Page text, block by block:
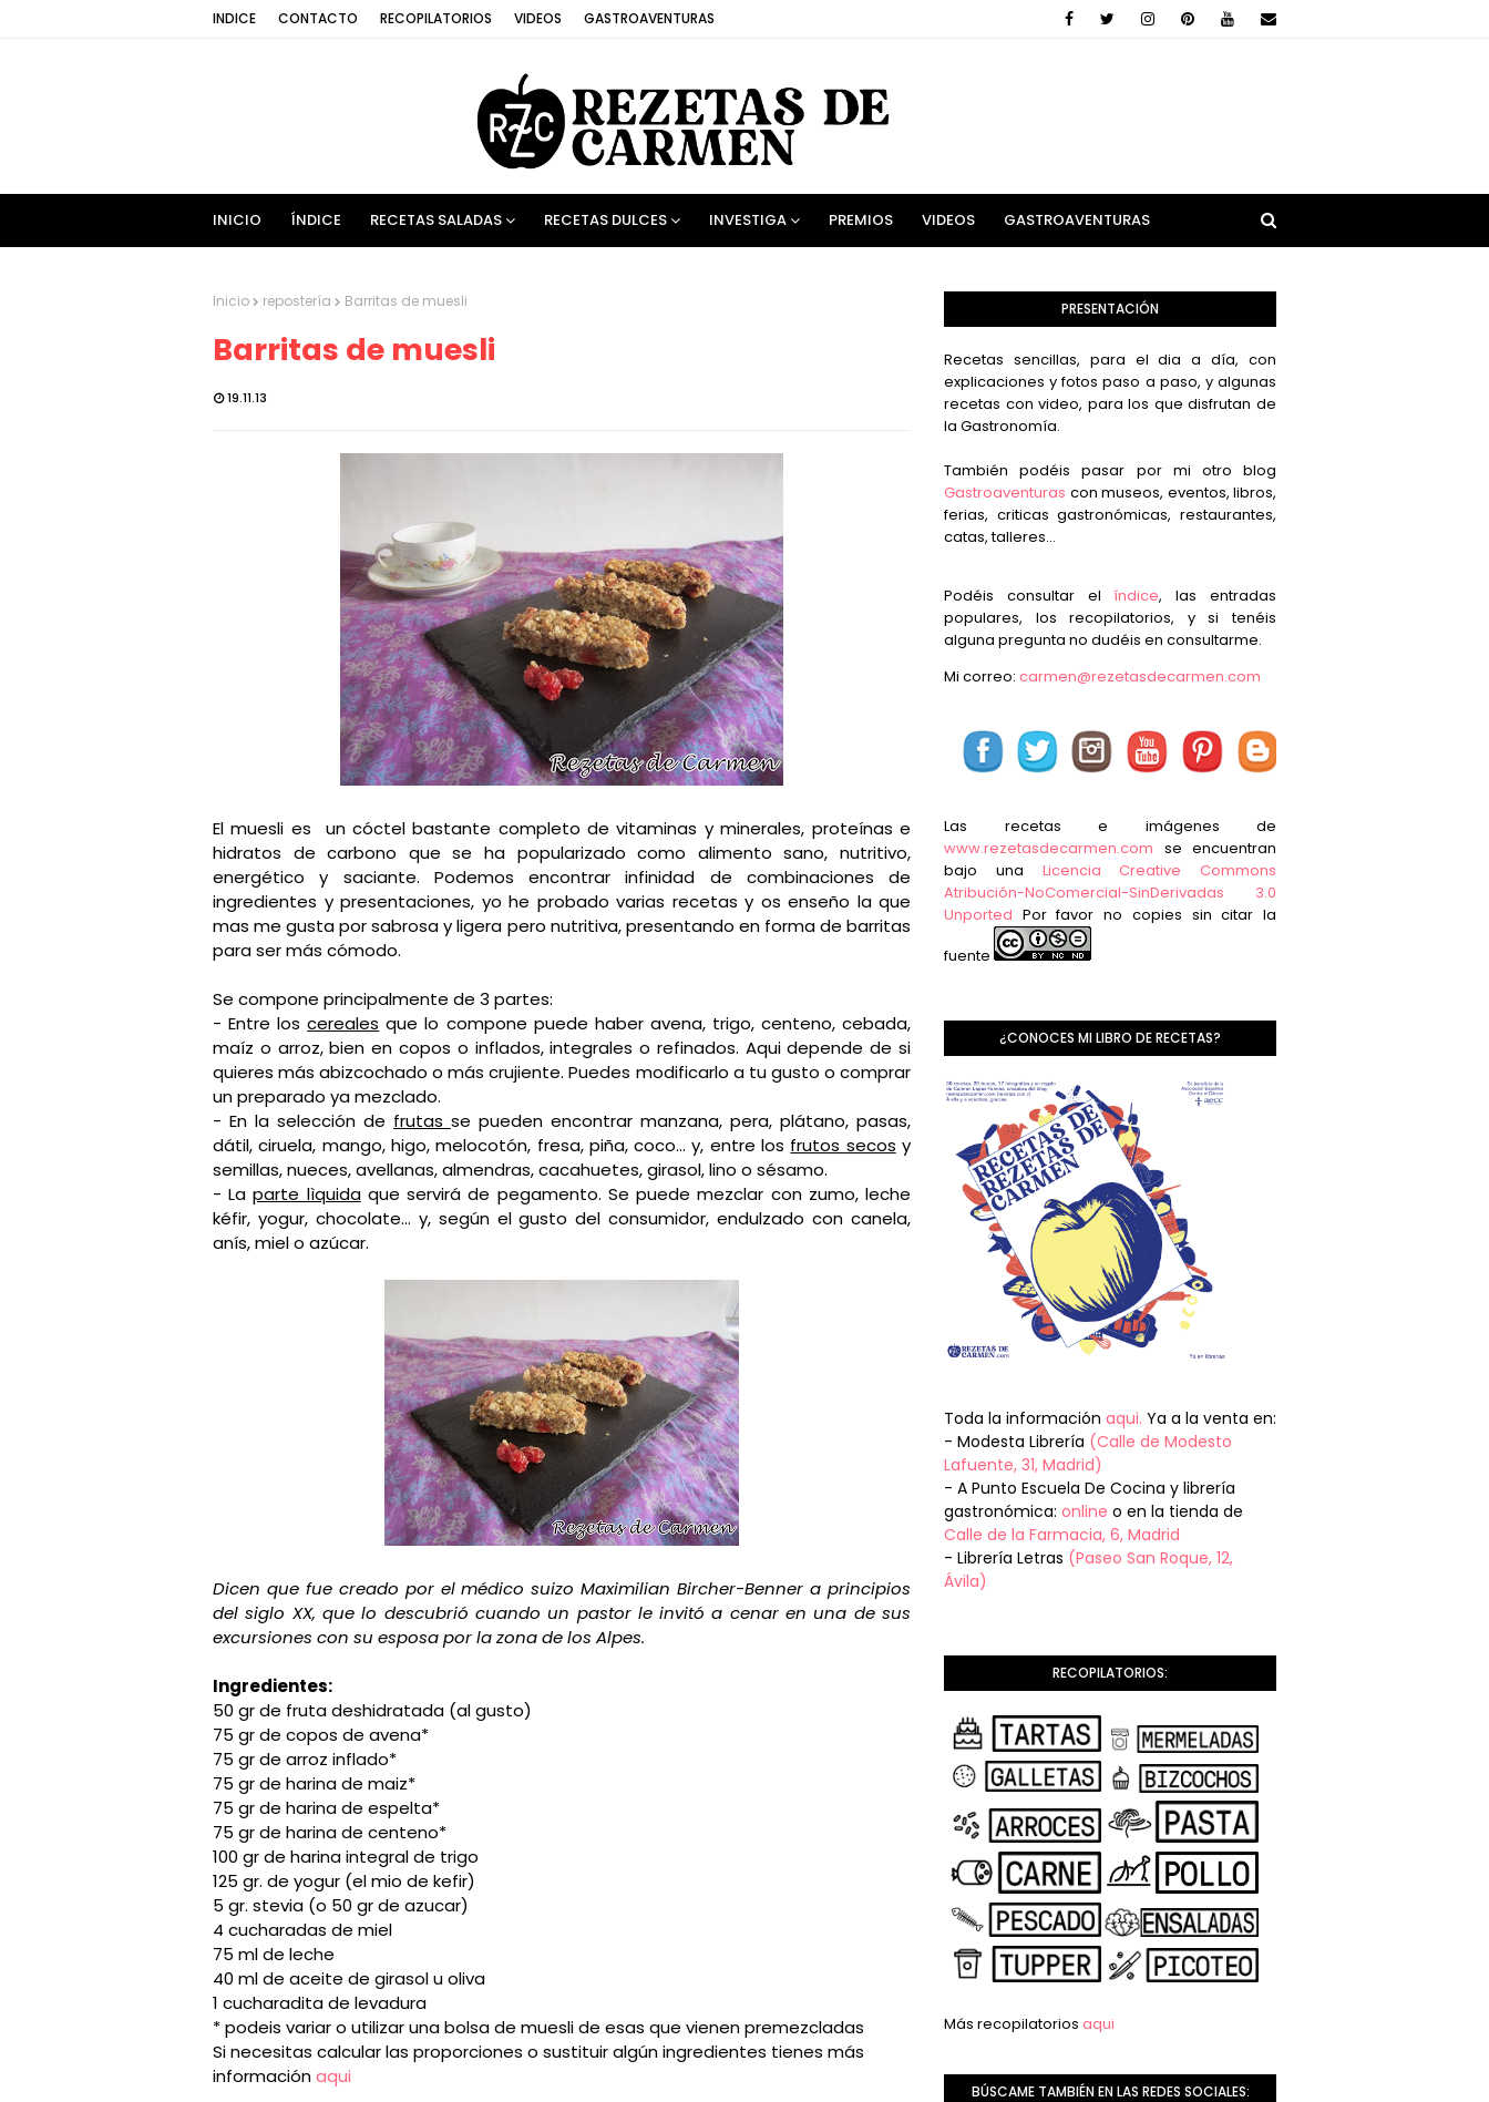
INDICE CONTACTO RECOPILATORIOS VIDEOS GASTROAVENTURAS
INICIO ÍNDICE RECETAS SALADAS RECETAS DULCES INVESTIGA PREMIOS VIDEOS GASTROAVENTURAS
Inicio repostería Barritas de muesli
Barritas de muesli
19.11.13
El muesli es un cóctel bastante completo de vitaminas y minerales, proteínas e
hidratos de carbono que se ha popularizado como alimento sano, nutritivo,
energético y saciante. Podemos encontrar infinidad de combinaciones de
ingredientes y presentaciones, yo he probado varias recetas y os enseño la que
mas me gusta por sabrosa y ligera pero nutritiva, presentando en forma de barritas
para ser más cómodo.
Se compone principalmente de 3 partes:
- Entre loscereales que lo compone puede haber avena, trigo, centeno, cebada,
maíz o arroz, bien en copos o inflados, integrales o refinados. Aqui depende de si
quieres más abizcochado o más crujiente. Puedes modificarlo a tu gusto o comprar
un preparado ya mezclado.
- En la selección de frutas se pueden encontrar manzana, pera, plátano, pasas,
dátil, ciruela, mango, higo, melocotón, fresa, piña, coco... y, entre los frutos secos y
semillas, nueces, avellanas, almendras, cacahuetes, girasol, lino o sésamo.
- Laparte lìquidaque servirá de pegamento. Se puede mezclar con zumo, leche
kéfir, yogur, chocolate... y, según el gusto del consumidor, endulzado con canela,
anís, miel o azúcar.
Dicen que fue creado por el médico suizo Maximilian Bircher-Benner a principios
del siglo XX, que lo descubrió cuando un pastor le invitó a cenar en una de sus
excursiones con su esposa por la zona de los Alpes.
Ingredientes:
50 gr de fruta deshidratada (al gusto)
75 gr de copos de avena*
75 gr de arroz inflado*
75 gr de harina de maiz*
75 gr de harina de espelta*
75 gr de harina de centeno*
100 gr de harina integral de trigo
125 gr. de yogur (el mio de kefir)
5 gr. stevia (o 50 gr de azucar)
4 cucharadas de miel
75 ml de leche
40 ml de aceite de girasol u oliva
1 cucharadita de levadura
* podeis variar o utilizar una bolsa de muesli de esas que vienen premezcladas
Si necesitas calcular las proporciones o sustituir algún ingredientes tienes más
informaciónaqui
PRESENTACIÓN
Recetas sencillas, para el dia a día, con
explicaciones y fotos paso a paso, y algunas
recetas con video, para los que disfrutan de
la Gastronomía.
También podéis pasar por mi otro blog
Gastroaventuras con museos, eventos, libros,
ferias, criticas gastronómicas, restaurantes,
catas, talleres...
Podéis consultar el índice, las entradas
populares, los recopilatorios, y si tenéis
alguna pregunta no dudéis en consultarme.
Mi correo: carmen@rezetasdecarmen.com
Las recetas e imágenes de
www.rezetasdecarmen.com se encuentran
bajo una Licencia Creative Commons
Atribución-NoComercial-SinDerivadas 3.0
Unported Por favor no copies sin citar la
fuente
¿CONOCES MI LIBRO DE RECETAS?
Toda la información aqui. Ya a la venta en:
- Modesta Librería (Calle de Modesto
Lafuente, 31, Madrid)
- A Punto Escuela De Cocina y librería
gastronómica: online o en la tienda de
Calle de la Farmacia, 6, Madrid
- Librería Letras (Paseo San Roque, 12,
Ávila)
RECOPILATORIOS:
Más recopilatorios aqui
BÚSCAME TAMBIÉN EN LAS REDES SOCIALES: